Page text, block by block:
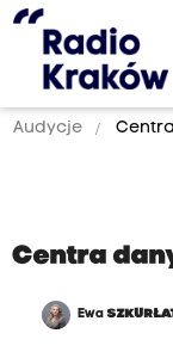
Audycje
Centra
Ewa